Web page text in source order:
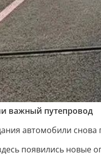
важный путепровод
автомобили снова
появились